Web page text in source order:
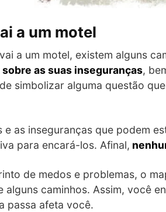
a um motel
a um motel, existem alguns
sobre as suas inseguranças,
simbolizar alguma questão
e as inseguranças que podem
para encará-los. Afinal,
de medos e problemas, o
alguns caminhos. Assim, você
passa afeta você.